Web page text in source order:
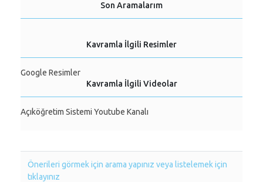
Son Aramalarım
Kavramla İlgili Resimler
Google Resimler
Kavramla İlgili Videolar
Açıköğretim Sistemi Youtube Kanalı
Önerileri görmek için arama yapınız veya listelemek için
tıklayınız